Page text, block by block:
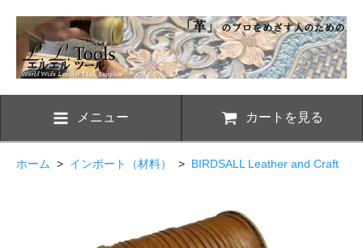
メニュー カートを見る
ホーム > インポート（材料） > BIRDSALL Leather and Craft